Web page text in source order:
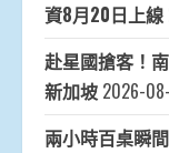
資8月20日上線
赴星國搶客！
新加坡 2026-
兩小時百桌瞬